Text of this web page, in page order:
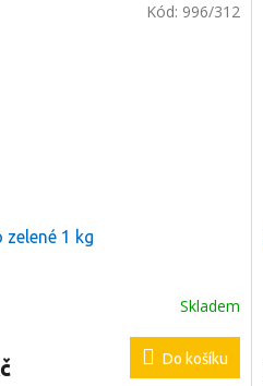
zelené 1 kg
Skladem
Do košíku
Kód: 996/312
nákup